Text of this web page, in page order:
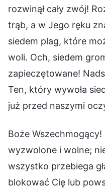
rozwinął cały zwój!
trąb, a w Jego ręku
siedem plag, które
woli. Och, siedem
zapieczętowane!
Ten, który wywoła
już przed naszymi
Boże
wyzwolone i wolne;
wszystko przebiega
blokować Cię lub